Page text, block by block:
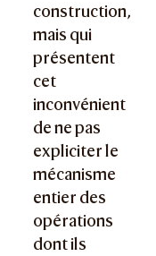
construction,
mais qui
présentent
cet
inconvénient
de ne pas
expliciter le
mécanisme
entier des
opérations
dont ils